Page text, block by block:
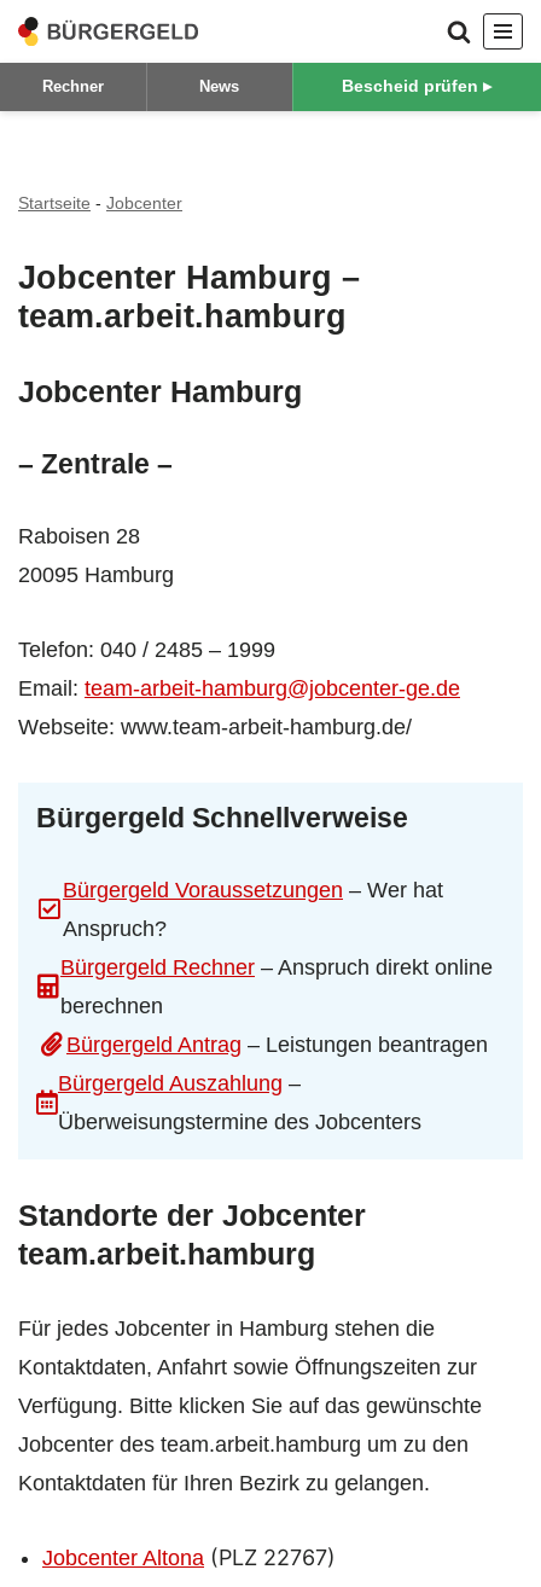
Zum
Inhalt
Rechner News Bescheid prüfen ▸
Startseite - Jobcenter
Jobcenter Hamburg –
team.arbeit.hamburg
Jobcenter Hamburg
– Zentrale –
Raboisen 28
20095 Hamburg
Telefon: 040 / 2485 – 1999
Email: team-arbeit-hamburg@jobcenter-ge.de
Webseite: www.team-arbeit-hamburg.de/
Bürgergeld Schnellverweise
Bürgergeld Voraussetzungen – Wer hat
Anspruch?
Bürgergeld Rechner– Anspruch direkt online
berechnen
Bürgergeld Antrag – Leistungen beantragen
Bürgergeld Auszahlung –
Überweisungstermine des Jobcenters
Standorte der Jobcenter
team.arbeit.hamburg
Für jedes Jobcenter in Hamburg stehen die
Kontaktdaten, Anfahrt sowie Öffnungszeiten zur
Verfügung. Bitte klicken Sie auf das gewünschte
Jobcenter des team.arbeit.hamburg um zu den
Kontaktdaten für Ihren Bezirk zu gelangen.
Jobcenter Altona (PLZ 22767)